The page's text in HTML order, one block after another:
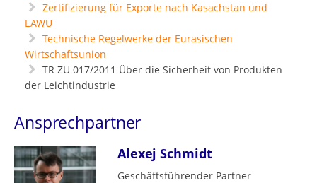
Zertifizierung für Exporte nach Kasachstan und
EAWU
Technische Regelwerke der Eurasischen
Wirtschaftsunion
TR ZU 017/2011 Über die Sicherheit von Produkten
der Leichtindustrie
Ansprechpartner
Alexej Schmidt
Geschäftsführender Partner